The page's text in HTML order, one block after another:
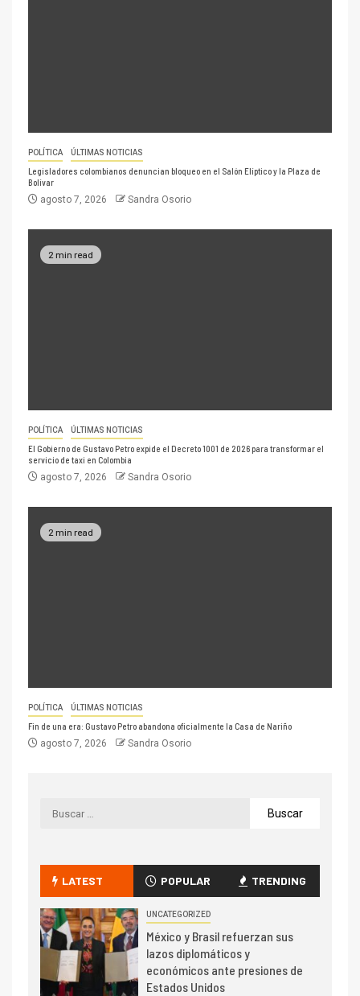
POLÍTICA ÚLTIMAS NOTICIAS
Legisladores colombianos denuncian bloqueo en el Salón Elíptico y la Plaza de
Bolívar
agosto 7, 2026 Sandra Osorio
2 min read
POLÍTICA ÚLTIMAS NOTICIAS
El Gobierno de Gustavo Petro expide el Decreto 1001 de 2026 para transformar el
servicio de taxi en Colombia
agosto 7, 2026 Sandra Osorio
2 min read
POLÍTICA ÚLTIMAS NOTICIAS
Fin de una era: Gustavo Petro abandona oficialmente la Casa de Nariño
agosto 7, 2026 Sandra Osorio
LATEST POPULAR TRENDING
UNCATEGORIZED
México y Brasil refuerzan sus
lazos diplomáticos y
económicos ante presiones de
Estados Unidos